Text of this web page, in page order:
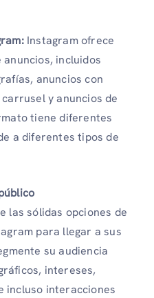
Instagram ofrece
incluidos
anuncios con
y anuncios de
tiene diferentes
a diferentes tipos de
las sólidas opciones de
para llegar a sus
su audiencia
intereses,
incluso interacciones